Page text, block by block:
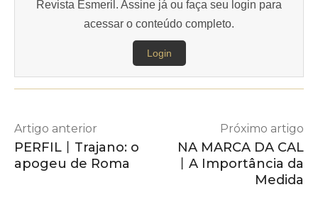
Revista Esmeril. Assine já ou faça seu login para
acessar o conteúdo completo.
Login
Artigo anterior
PERFIL丨Trajano: o
apogeu de Roma
Próximo artigo
NA MARCA DA CAL
丨A Importância da
Medida